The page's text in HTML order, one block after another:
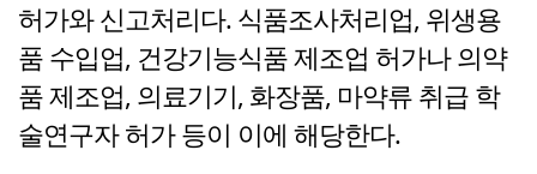
허가와 신고처리다. 식품조사처리업, 위생용
품 수입업, 건강기능식품 제조업 허가나 의약
품 제조업, 의료기기, 화장품, 마약류 취급 학
술연구자 허가 등이 이에 해당한다.